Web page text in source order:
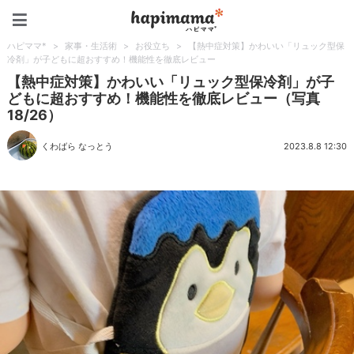
ハピママ* > 家事・生活術 > お役立ち >
【熱中症対策】かわいい「リュック型保
冷剤」が子どもに超おすすめ！機能性を徹底レビュー
【熱中症対策】かわいい「リュック型保冷剤」が子
どもに超おすすめ！機能性を徹底レビュー（写真
18/26）
くわばら なっとう 2023.8.8 12:30